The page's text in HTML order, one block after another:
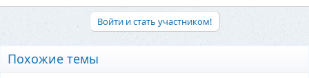
Войти и стать участником!
Похожие темы